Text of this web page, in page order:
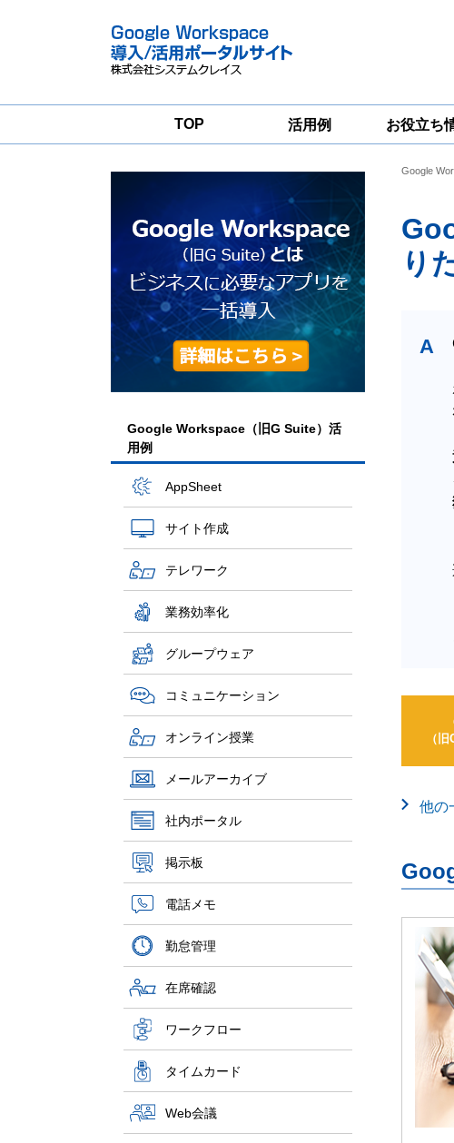
TOP 活用例 お役立ち
支援サービス
グループウェア
移行支援
Google Workspace（旧G Suite）活
用例
AppSheet
サイト作成
テレワーク
業務効率化
グループウェア
コミュニケーション
オンライン授業
メールアーカイブ
社内ポータル
掲示板
電話メモ
勤怠管理
在席確認
ワークフロー
タイムカード
Web会議
Google
り
A
（
他の